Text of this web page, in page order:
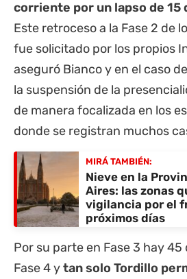
corriente por un lapso de 15
Este retroceso a la Fase 2 de
fue solicitado por los propios
aseguró Bianco y en el caso de
la suspensión de la
de manera focalizada en los
donde se registran muchos
MIRÁ TAMBIÉN:
Nieve en la
Aires: las zonas
vigilancia por el
próximos días
Por su parte en Fase 3 hay 45
Fase 4 ytan solo Tordillo